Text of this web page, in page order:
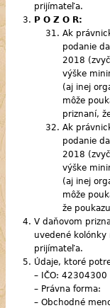
prijímateľa.
P O Z O R:
Ak
podanie
2018
výške
(aj inej
môže
priznaní,
Ak
podanie
2018
výške
(aj inej
môže
že
V daňovom
uvedené kolónky
prijímateľa.
Údaje, ktoré
– IČO:
– Právna
– Obchodné